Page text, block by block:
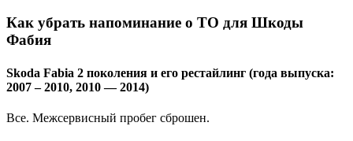
Как убрать напоминание о ТО для Шкоды
Фабия
Skoda Fabia 2 поколения и его рестайлинг (года выпуска:
2007 – 2010, 2010 — 2014)
Все. Межсервисный пробег сброшен.